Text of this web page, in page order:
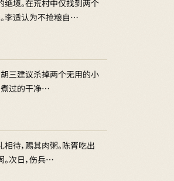
境。在荒村中仅找到两个
李适认为不抢粮自…
胡三建议杀掉两个无用的小
煮过的干净…
待，赐其肉粥。陈胥吃出
次日，伤兵…